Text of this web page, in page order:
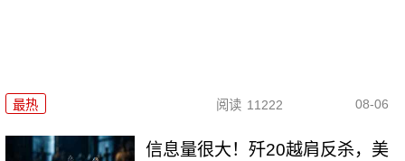
最热 阅读 11222 08-06
信息量很大！歼20越肩反杀，美